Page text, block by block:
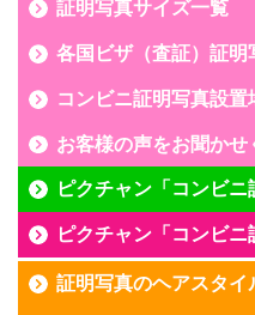
証明写真サイズ一覧
各国ビザ（査証）証明
コンビニ証明写真設置
お客様の声をお聞かせ
ピクチャン「コンビ
ピクチャン「コンビニ
証明写真のヘアスタイ